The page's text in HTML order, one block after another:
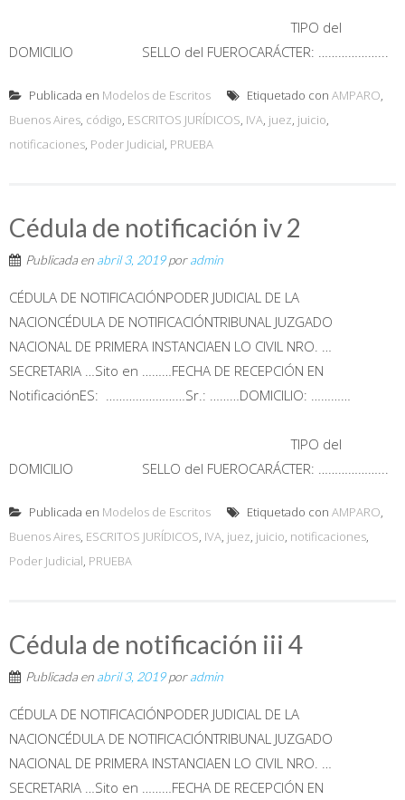
TIPO del
DOMICILIO SELLO del FUEROCARÁCTER: ………………...
Publicada en Modelos de Escritos Etiquetado con AMPARO,
Buenos Aires, código, ESCRITOS JURÍDICOS, IVA, juez, juicio,
notificaciones, Poder Judicial, PRUEBA
Cédula de notificación iv 2
Publicada en abril 3, 2019poradmin
CÉDULA DE NOTIFICACIÓNPODER JUDICIAL DE LA
NACIONCÉDULA DE NOTIFICACIÓNTRIBUNAL JUZGADO
NACIONAL DE PRIMERA INSTANCIAEN LO CIVIL NRO. …
SECRETARIA …Sito en ………FECHA DE RECEPCIÓN EN
NotificaciónES: ……………………Sr.: ………DOMICILIO: …………
TIPO del
DOMICILIO SELLO del FUEROCARÁCTER: ………………...
Publicada en Modelos de Escritos Etiquetado con AMPARO,
Buenos Aires, ESCRITOS JURÍDICOS, IVA, juez, juicio, notificaciones,
Poder Judicial, PRUEBA
Cédula de notificación iii 4
Publicada en abril 3, 2019poradmin
CÉDULA DE NOTIFICACIÓNPODER JUDICIAL DE LA
NACIONCÉDULA DE NOTIFICACIÓNTRIBUNAL JUZGADO
NACIONAL DE PRIMERA INSTANCIAEN LO CIVIL NRO. …
SECRETARIA …Sito en ………FECHA DE RECEPCIÓN EN